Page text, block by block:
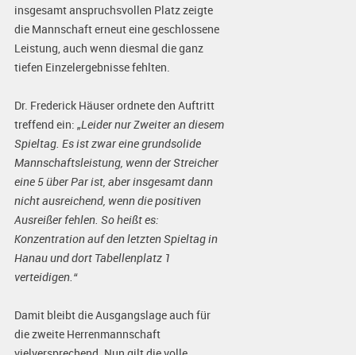
insgesamt anspruchsvollen Platz zeigte
die Mannschaft erneut eine geschlossene
Leistung, auch wenn diesmal die ganz
tiefen Einzelergebnisse fehlten.
Dr. Frederick Häuser ordnete den Auftritt
treffend ein: „Leider nur Zweiter an diesem
Spieltag. Es ist zwar eine grundsolide
Mannschaftsleistung, wenn der Streicher
eine 5 über Par ist, aber insgesamt dann
nicht ausreichend, wenn die positiven
Ausreißer fehlen. So heißt es:
Konzentration auf den letzten Spieltag in
Hanau und dort Tabellenplatz 1
verteidigen.“
Damit bleibt die Ausgangslage auch für
die zweite Herrenmannschaft